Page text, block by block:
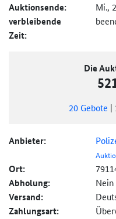
Auktionsende: Mi.,
verbleibende
Zeit:
Die
20 Gebote |
Anbieter:
Ort:
Abholung: Nein
Versand:
Zahlungsart: